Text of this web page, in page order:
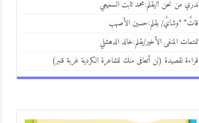
نَدري مَنْ نحنُ !/بقلم:محمد ثابت السميعي
قاتٌ” “وشايٌ/ بقلم:حسين الأصهب
تمتمات المنفى الأخير/بقلم:خالد الدهشلي
قراءة لقصيدة (لن أتعافى منك للشاعرة الكردية غربة قنبر)